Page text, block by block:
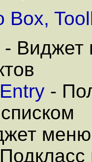
Box,
- Виджет
-
меню